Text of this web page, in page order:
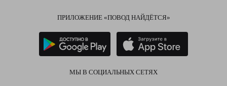
ПРИЛОЖЕНИЕ «ПОВОД НАЙДЁТСЯ»
МЫ В СОЦИАЛЬНЫХ СЕТЯХ